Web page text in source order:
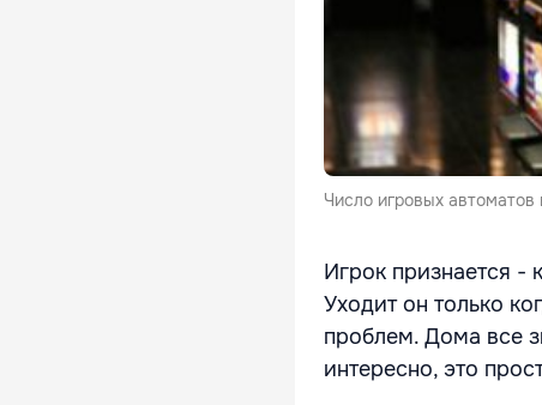
Число игровых
Игрок признается -
Уходит он только
проблем. Дома все
интересно, это